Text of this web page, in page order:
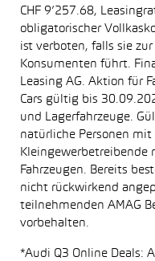
CHF 9’257.68,
obligatorischer
ist verboten, falls sie
Konsumenten führt.
Leasing AG. Aktion für
Cars gültig bis
und Lagerfahrzeuge.
natürliche Personen
Kleingewerbetreibende
Fahrzeugen. Bereits
nicht rückwirkend
teilnehmenden AMAG
vorbehalten.
*Audi Q3 Online Deals: